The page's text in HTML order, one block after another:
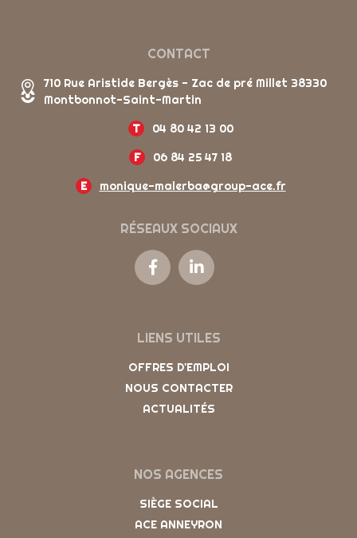
CONTACT
710 Rue Aristide Bergès - Zac de pré Millet 38330
Montbonnot-Saint-Martin
T
04 80 42 13 00
F
06 84 25 47 18
E
monique-malerba@group-ace.fr
RÉSEAUX SOCIAUX
LIENS UTILES
OFFRES D'EMPLOI
NOUS CONTACTER
ACTUALITÉS
NOS AGENCES
SIÈGE SOCIAL
ACE ANNEYRON